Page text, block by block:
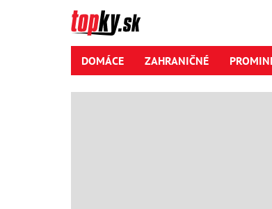
DOMÁCE ZAHRANIČNÉ